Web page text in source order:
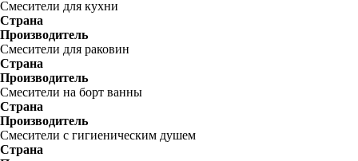
Смесители для кухни
Страна
Производитель
Смесители для раковин
Страна
Производитель
Смесители на борт ванны
Страна
Производитель
Смесители с гигиеническим душем
Страна